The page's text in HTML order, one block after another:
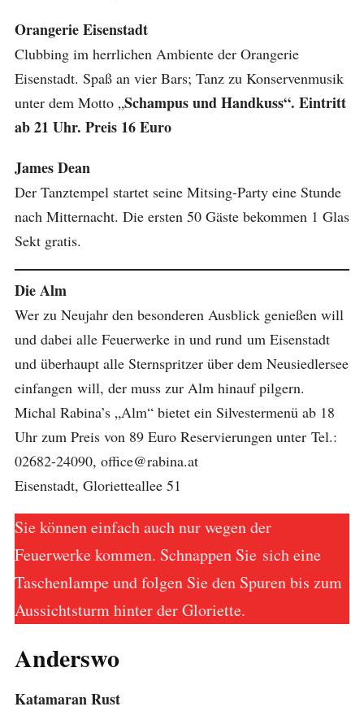
Orangerie Eisenstadt
Clubbing im herrlichen Ambiente der Orangerie
Eisenstadt. Spaß an vier Bars; Tanz zu Konservenmusik
unter dem Motto „Schampus und Handkuss“. Eintritt
ab 21 Uhr. Preis 16 Euro
James Dean
Der Tanztempel startet seine Mitsing-Party eine Stunde
nach Mitternacht. Die ersten 50 Gäste bekommen 1 Glas
Sekt gratis.
Die Alm
Wer zu Neujahr den besonderen Ausblick genießen will
und dabei alle Feuerwerke in und rund um Eisenstadt
und überhaupt alle Sternspritzer über dem Neusiedlersee
einfangen will, der muss zur Alm hinauf pilgern.
Michal Rabina’s „Alm“ bietet ein Silvestermenü ab 18
Uhr zum Preis von 89 Euro Reservierungen unter Tel.:
02682-24090, office@rabina.at
Eisenstadt, Glorietteallee 51
Sie können einfach auch nur wegen der
Feuerwerke kommen. Schnappen Sie sich eine
Taschenlampe und folgen Sie den Spuren bis zum
Aussichtsturm hinter der Gloriette.
Anderswo
Katamaran Rust